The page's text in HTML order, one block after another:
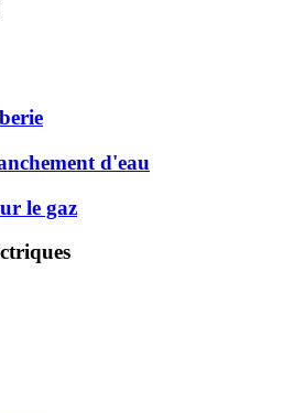
d'eau
le gaz